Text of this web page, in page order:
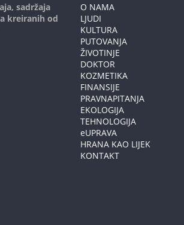
sadržaja
kreiranih od
O NAMA
LJUDI
KULTURA
PUTOVANJA
ŽIVOTINJE
DOKTOR
KOZMETIKA
FINANSIJE
PRAVNAPITANJA
EKOLOGIJA
TEHNOLOGIJA
eUPRAVA
HRANA KAO LIJEK
KONTAKT